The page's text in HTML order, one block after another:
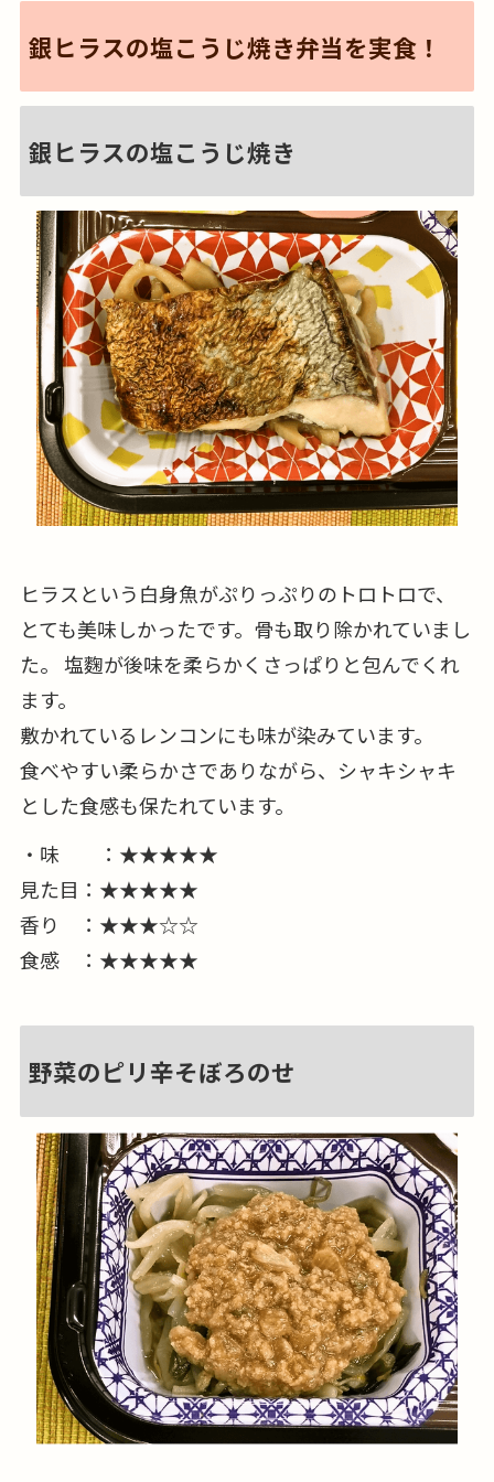
銀ヒラスの塩こうじ焼き弁当を実食！
銀ヒラスの塩こうじ焼き
ヒラスという白身魚がぷりっぷりのトロトロで、
とても美味しかったです。骨も取り除かれていまし
た。 塩麴が後味を柔らかくさっぱりと包んでくれ
ます。
敷かれているレンコンにも味が染みています。
食べやすい柔らかさでありながら、シャキシャキ
とした食感も保たれています。
・味 ：★★★★★
見た目：★★★★★
香り ：★★★☆☆
食感 ：★★★★★
野菜のピリ辛そぼろのせ